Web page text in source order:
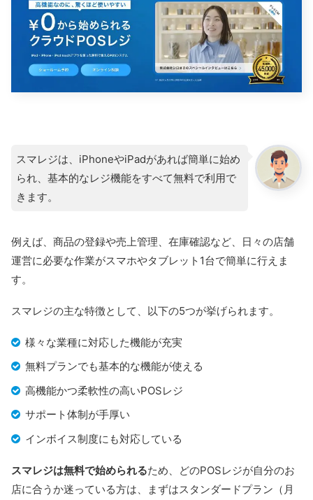
スマレジは、iPhoneやiPadがあれば簡単に始め
られ、基本的なレジ機能をすべて無料で利用で
きます。
例えば、商品の登録や売上管理、在庫確認など、日々の店舗
運営に必要な作業がスマホやタブレット1台で簡単に行えま
す。
スマレジの主な特徴として、以下の5つが挙げられます。
様々な業種に対応した機能が充実
無料プランでも基本的な機能が使える
高機能かつ柔軟性の高いPOSレジ
サポート体制が手厚い
インボイス制度にも対応している
スマレジは無料で始められるため、どのPOSレジが自分のお
店に合うか迷っている方は、まずはスタンダードプラン（月